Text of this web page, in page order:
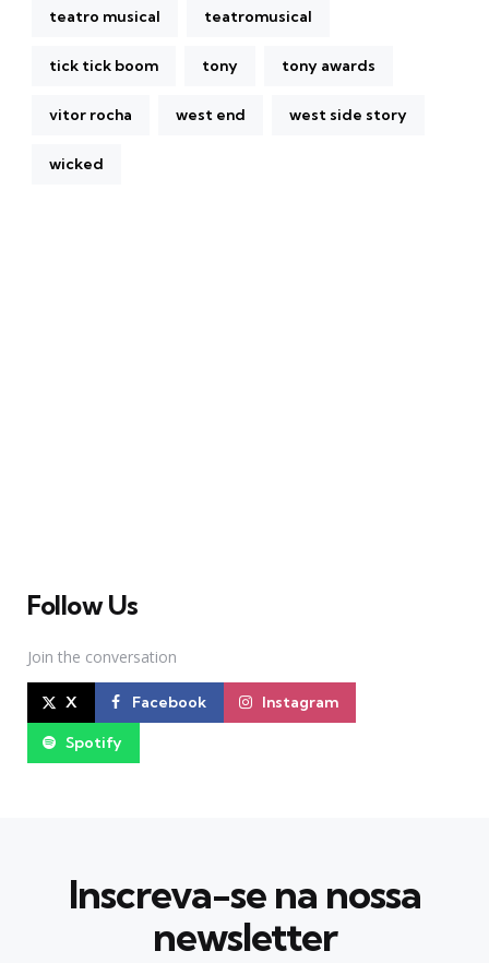
teatro musical teatromusical
tick tick boom tony tony awards
vitor rocha west end west side story
wicked
Follow Us
Join the conversation
X Facebook Instagram
Spotify
Inscreva-se na nossa
newsletter